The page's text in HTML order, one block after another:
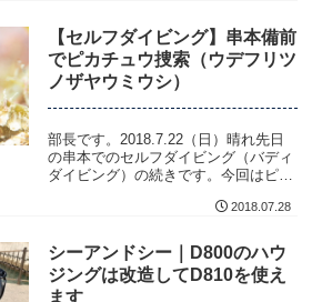
【セルフダイビング】串本備前
でピカチュウ捜索（ウデフリツ
ノザヤウミウシ）
部長です。2018.7.22（日）晴れ先日
の串本でのセルフダイビング（バディ
ダイビング）の続きです。今回はピカ
2018.07.28
シーアンドシー｜D800のハウ
ジングは改造してD810を使え
ます